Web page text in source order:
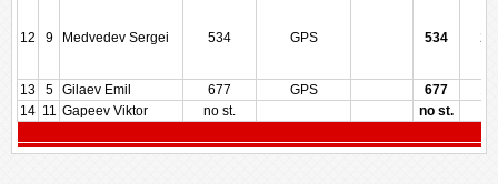
12 9 Medvedev Sergei 534 GPS 534
13 5 Gilaev Emil 677 GPS 677
14 11 Gapeev Viktor no st. no st.